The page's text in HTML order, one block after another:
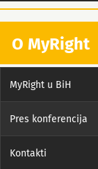
O MyRight
MyRight u BiH
Pres konferencija
Kontakti